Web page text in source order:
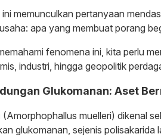
ini memunculkan pertanyaan
apa yang membuat porang
fenomena ini, kita perlu
industri, hingga geopolitik
Glukomanan: Aset
(Amorphophallus muelleri) dikenal
glukomanan, sejenis polisakarida